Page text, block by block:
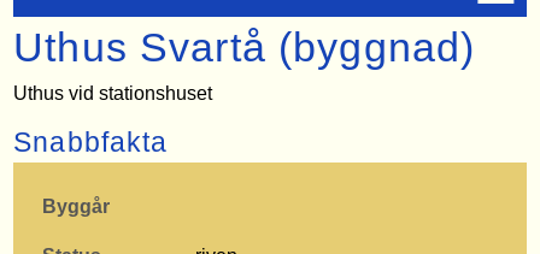
Uthus Svartå (byggnad)
Uthus vid stationshuset
Snabbfakta
Byggår